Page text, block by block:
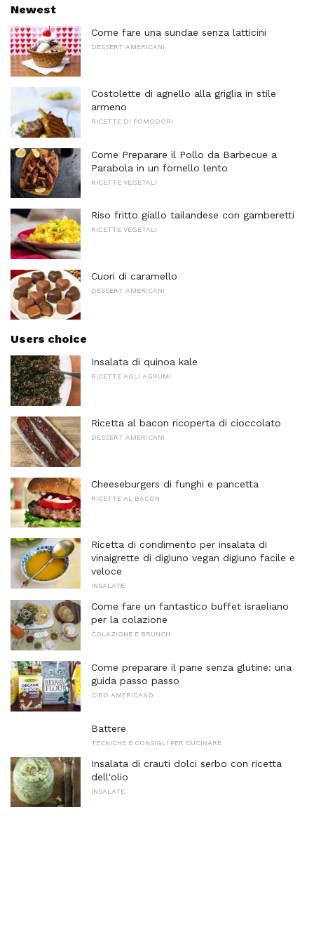
Newest
Come fare una sundae senza latticini
DESSERT AMERICANI
Costolette di agnello alla griglia in stile
armeno
RICETTE DI POMODORI
Come Preparare il Pollo da Barbecue a
Parabola in un fornello lento
RICETTE VEGETALI
Riso fritto giallo tailandese con gamberetti
RICETTE VEGETALI
Cuori di caramello
DESSERT AMERICANI
Users choice
Insalata di quinoa kale
RICETTE AGLI AGRUMI
Ricetta al bacon ricoperta di cioccolato
DESSERT AMERICANI
Cheeseburgers di funghi e pancetta
RICETTE AL BACON
Ricetta di condimento per insalata di
vinaigrette di digiuno vegan digiuno facile e
veloce
INSALATE
Come fare un fantastico buffet israeliano
per la colazione
COLAZIONE E BRUNCH
Come preparare il pane senza glutine: una
guida passo passo
CIBO AMERICANO
Battere
TECNICHE E CONSIGLI PER CUCINARE
Insalata di crauti dolci serbo con ricetta
dell'olio
INSALATE